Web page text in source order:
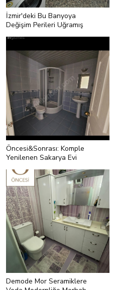
İzmir'deki Bu Banyoya
Değişim Perileri Uğramış
Öncesi&Sonrası: Komple
Yenilenen Sakarya Evi
Demode Mor Seramiklere